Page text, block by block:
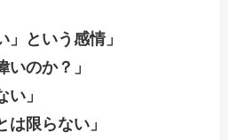
」という感情」
いのか？」
い」
は限らない」